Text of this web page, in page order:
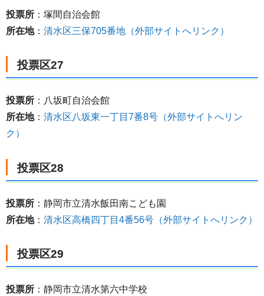
投票所 ：塚間自治会館
所在地： 清水区三保705番地（外部サイトへリンク）
投票区27
投票所 ：八坂町自治会館
所在地： 清水区八坂東一丁目7番8号（外部サイトへリン
ク）
投票区28
投票所 ：静岡市立清水飯田南こども園
所在地： 清水区高橋四丁目4番56号（外部サイトへリンク）
投票区29
投票所 ：静岡市立清水第六中学校